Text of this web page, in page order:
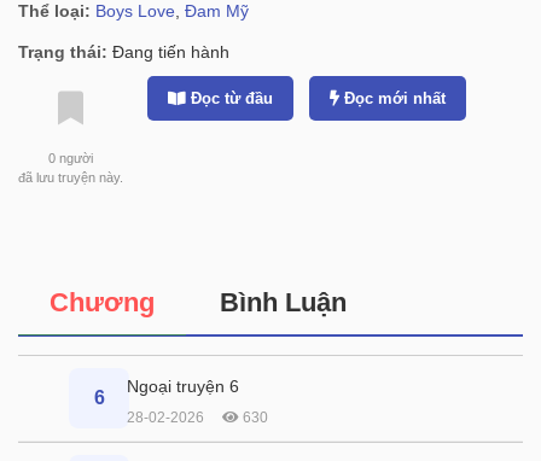
Thể loại: Boys Love Đam Mỹ
Trạng thái: Đang tiến hành
0 người
đã lưu truyện này.
Đọc từ đầu Đọc mới nhất
Chương Bình Luận
6
Ngoại truyện 6
28-02-2026 630